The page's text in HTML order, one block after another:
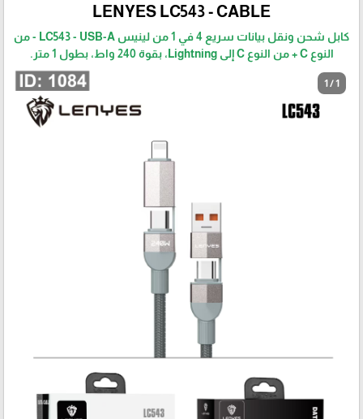
LENYES LC543 - CABLE
كابل شحن ونقل بيانات سريع 4 في 1 من لينيس LC543 - USB-A - من
النوع C + من النوع C إلى Lightning، بقوة 240 واط، بطول 1 متر.
1 / 1